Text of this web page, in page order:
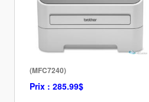
(MFC7240)
Prix : 285.99$